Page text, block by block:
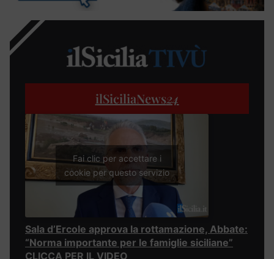
ilSiciliaNews24
Fai clic per accettare i
cookie per questo servizio
Sala d’Ercole approva la rottamazione, Abbate:
“Norma importante per le famiglie siciliane”
CLICCA PER IL VIDEO